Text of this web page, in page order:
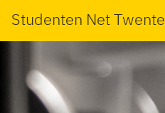
Studenten Net Twente